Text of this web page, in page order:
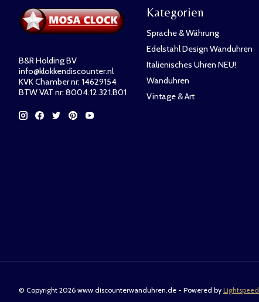
B&R Holding BV
info@klokkendiscounter.nl
KVK Chamber nr: 14629154
BTW VAT nr: 8004.12.321.B01
Kategorien
Sprache & Währung
Edelstahl Design Wanduhren
Italienisches Uhren NEU!
Wanduhren
Vintage & Art
© Copyright 2026 www.discounterwanduhren.de - Powered by Lightspeed